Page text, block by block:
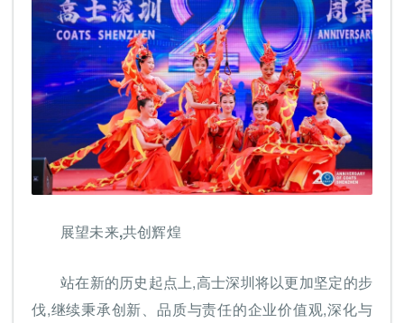
展望未来,共创辉煌
站在新的历史起点上,高士深圳将以更加坚定的步
伐,继续秉承创新、品质与责任的企业价值观,深化与